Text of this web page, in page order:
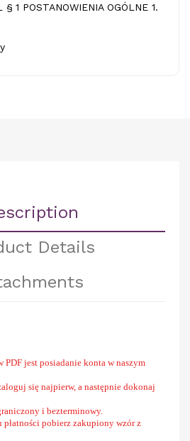
1 POSTANOWIENIA OGÓLNE 1.
Details
PDF jest posiadanie konta w naszym
się najpierw, a następnie dokonaj
i bezterminowy.
pobierz zakupiony wzór z